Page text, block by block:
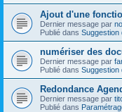
Ajout d'une
Dernier message par
Publié dans Suggestion
numériser des
Dernier message par
Publié dans Suggestion
Redondance
Dernier message par
Publié dans